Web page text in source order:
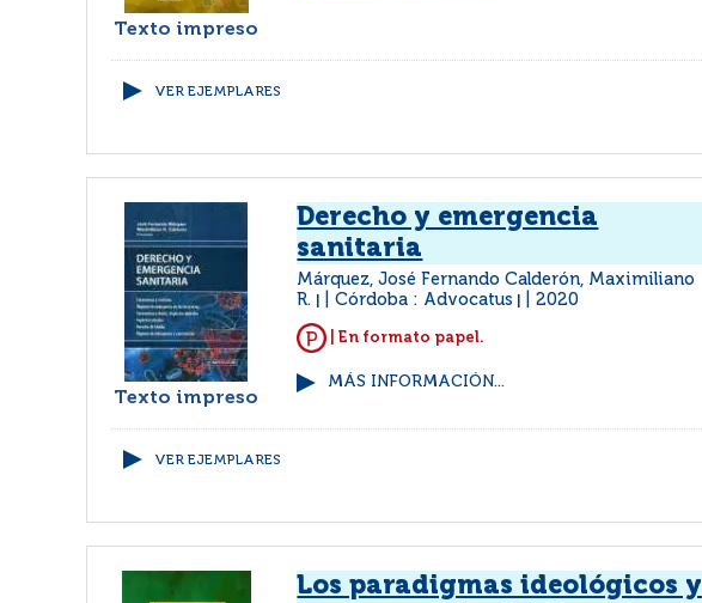
Texto impreso
VER EJEMPLARES
Texto impreso
Derecho y emergencia
sanitaria
Márquez, José Fernando Calderón, Maximiliano
R.
Córdoba : Advocatus 2020
| En formato papel.
MÁS INFORMACIÓN...
VER EJEMPLARES
Los paradigmas ideológicos y